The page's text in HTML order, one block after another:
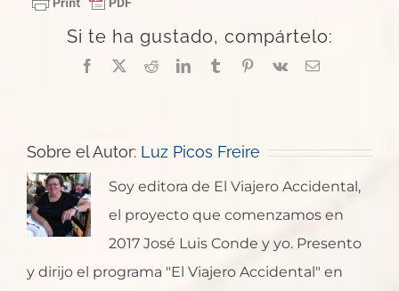
Si te ha gustado, compártelo:
Facebook
X RedditLinkedInTumblrPinterest
Vk
Correo
Sobre el Autor: Luz Picos Freire
Soy editora de El Viajero Accidental,
el proyecto que comenzamos en
2017 José Luis Conde y yo. Presento
y dirijo el programa "El Viajero Accidental" en